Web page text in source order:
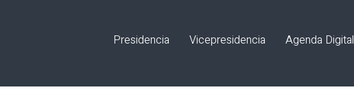
Presidencia Vicepresidencia Agenda Digital